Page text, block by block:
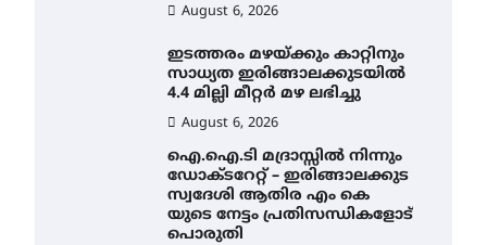
August 6, 2026
ഇടത്തരം മഴയ്ക്കും കാറ്റിനും
സാധ്യത ഇരിങ്ങാലക്കുടയിൽ
4.4 മില്ലി മീറ്റർ മഴ ലഭിച്ചു
August 6, 2026
ഐ.ഐ.ടി മദ്രാസ്സിൽ നിന്നും
ഡോക്ടറേറ്റ് – ഇരിങ്ങാലക്കുട
സ്വദേശി ആതിര എം കെ
യുടെ നേട്ടം പ്രതിസന്ധികളോട്
പൊരുതി